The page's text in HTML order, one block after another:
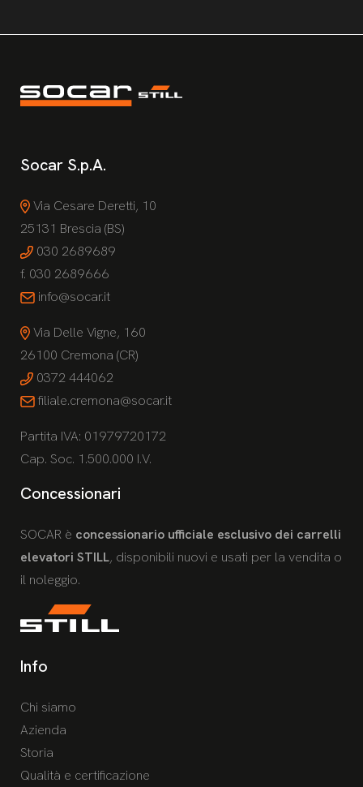
Socar S.p.A.
Via Cesare Deretti, 10
25131 Brescia (BS)
030 2689689
f. 030 2689666
info@socar.it
Via Delle Vigne, 160
26100 Cremona (CR)
0372 444062
filiale.cremona@socar.it
Partita IVA: 01979720172
Cap. Soc. 1.500.000 I.V.
Concessionari
SOCAR è concessionario ufficiale esclusivo dei carrelli
elevatori STILL, disponibili nuovi e usati per la vendita o
il noleggio.
Info
Chi siamo
Azienda
Storia
Qualità e certificazione